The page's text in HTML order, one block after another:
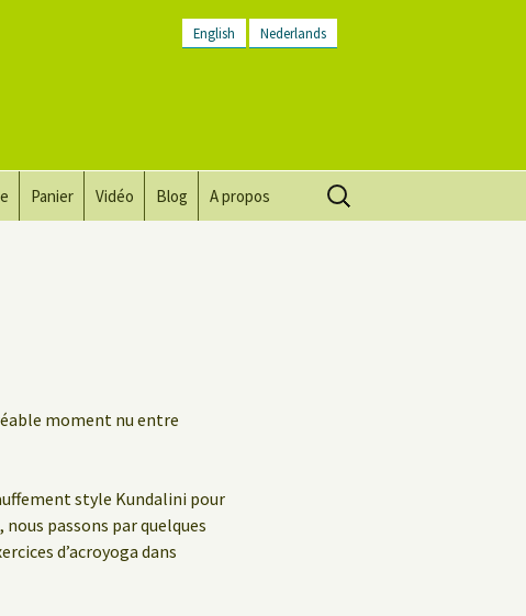
English Nederlands
Panier Vidéo Blog A propos
Politique de confidentialité
Rechercher :
moment nu entre
style Kundalini pour
passons par quelques
d’acroyoga dans